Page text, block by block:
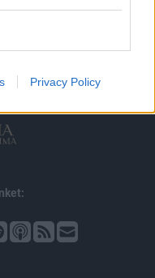
Privacy Policy
karrier
ÁSZF